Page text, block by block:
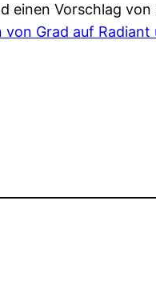
einen Vorschlag von
Grad auf Radiant